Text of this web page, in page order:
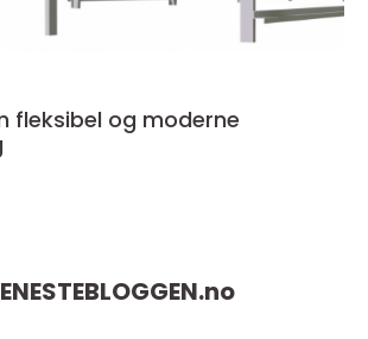
fleksibel og moderne
no